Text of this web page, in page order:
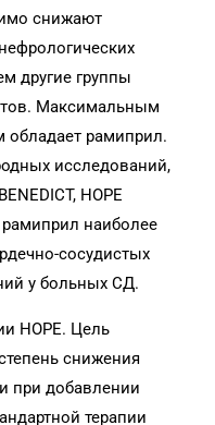
снижают
другие группы
Максимальным
рамиприл.
исследований,
HOPE
рамиприл наиболее
сосудистых
у больных СД.
HOPE. Цель
снижения
при добавлении
терапии